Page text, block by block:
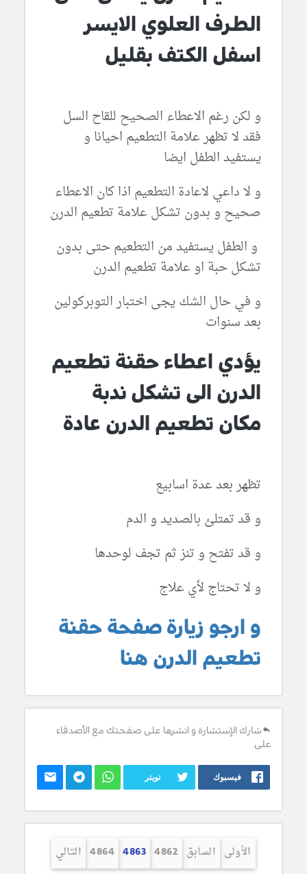
الطرف العلوي الايسر
اسفل الكتف بقليل
و لكن رغم الاعطاء الصحيح للقاح السل
فقد لا تظهر علامة التطعيم احيانا و
يستفيد الطفل ايضا
و لا داعي لاعادة التطعيم اذا كان الاعطاء
صحيح و بدون تشكل علامة تطعيم الدرن
و الطفل يستفيد من التطعيم حتى بدون
تشكل حبة او علامة تطعيم الدرن
و في حال الشك يجى اختبار التوبركولين
بعد سنوات
يؤدي اعطاء حقنة تطعيم
الدرن الى تشكل ندبة
مكان تطعيم الدرن عادة
تظهر بعد عدة اسابيع
و قد تمتلئ بالصديد و الدم
و قد تفتح و تنز ثم تجف لوحدها
و لا تحتاج لأي علاج
و ارجو زيارة صفحة حقنة
تطعيم الدرن هنا
شارك الإستشارة و انشرها على صفحتك مع الأصدقاء
على:
فيسبوك تويتر
الأولى السابق 4862
4863
4864 التالي